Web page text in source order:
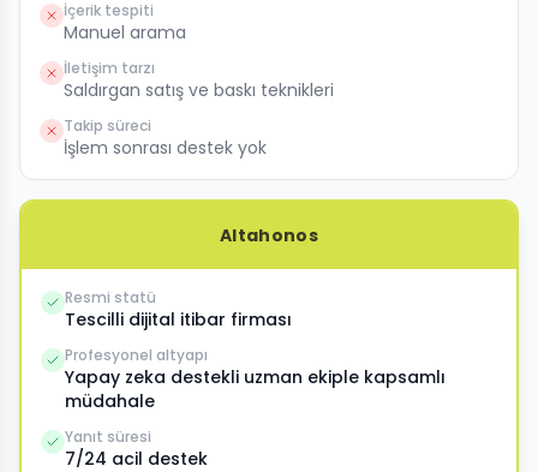
İçerik tespiti
Manuel arama
İletişim tarzı
Saldırgan satış ve baskı teknikleri
Takip süreci
İşlem sonrası destek yok
Altahonos
Resmi statü
Tescilli dijital itibar firması
Profesyonel altyapı
Yapay zeka destekli uzman ekiple kapsamlı
müdahale
Yanıt süresi
7/24 acil destek